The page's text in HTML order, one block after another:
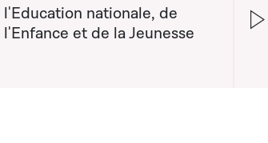
cacher tous les éléments de la liste qui
l'Education nationale, de
l'Enfance et de la Jeunesse